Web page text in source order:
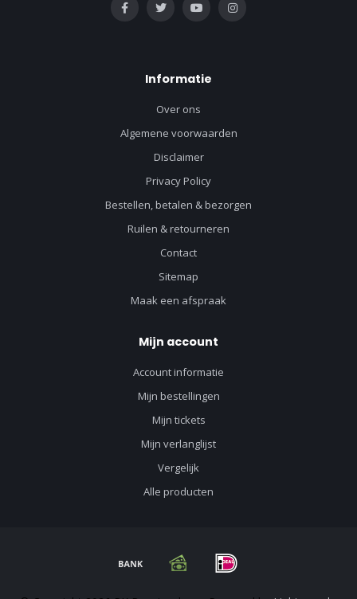
Informatie
Over ons
Algemene voorwaarden
Disclaimer
Privacy Policy
Bestellen, betalen & bezorgen
Ruilen & retourneren
Contact
Sitemap
Maak een afspraak
Mijn account
Account informatie
Mijn bestellingen
Mijn tickets
Mijn verlanglijst
Vergelijk
Alle producten